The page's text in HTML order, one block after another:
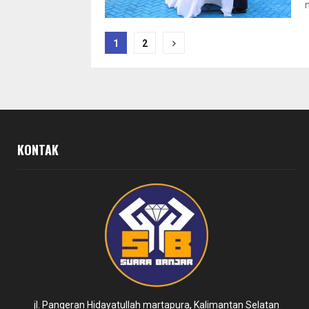
Paginasi
1 2
KONTAK
jl. Pangeran Hidayatullah martapura, Kalimantan Selatan